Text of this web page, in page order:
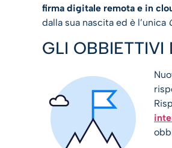
firma digitale remota e in
dalla sua nascita ed è l’unica
GLI OBBIETTIVI